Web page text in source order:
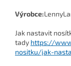
Výrobce:
Jak nastavit
tady https://
nositku/jak-